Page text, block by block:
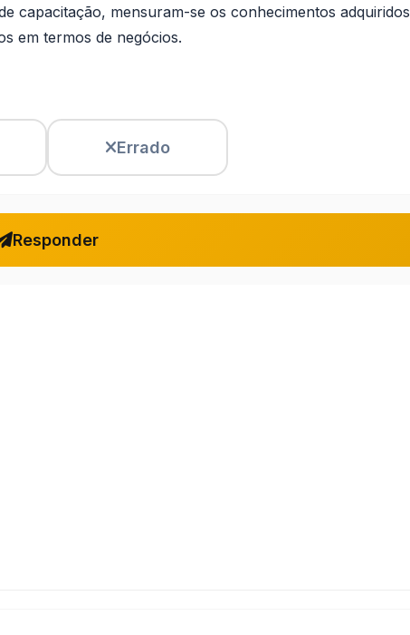
capacitação, mensuram-se os conhecimentos adquiridos
em termos de negócios.
Errado
Responder